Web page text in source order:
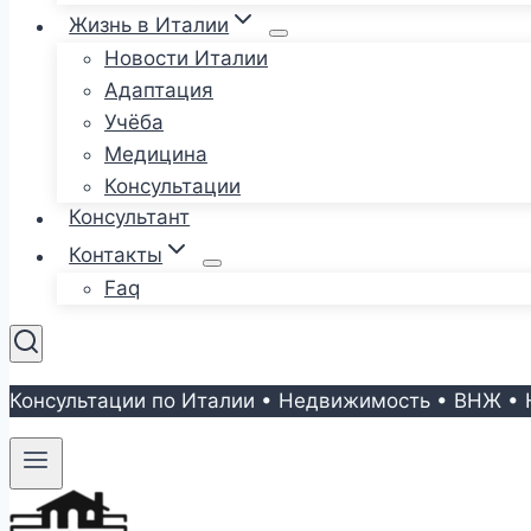
Жизнь в Италии
Новости Италии
Адаптация
Учёба
Медицина
Консультации
Консультант
Контакты
Faq
Консультации по Италии • Недвижимость • ВНЖ •